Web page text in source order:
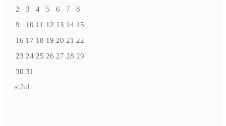
2
3 4 5 6 7
8
9
10 11 12 13 14 15
16 17 18 19 20 21 22
23 24 25 26 27 28 29
30 31
« Jul